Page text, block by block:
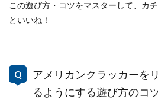
この遊び方・コツをマスターして、カ
といいね！
アメリカンクラッカーを
るようにする遊び方のコ